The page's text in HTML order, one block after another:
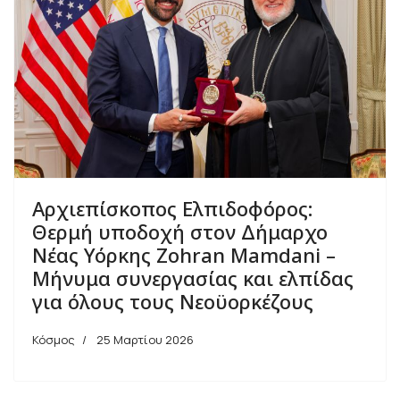
Αρχιεπίσκοπος Ελπιδοφόρος:
Θερμή υποδοχή στον Δήμαρχο
Νέας Υόρκης Zohran Mamdani –
Μήνυμα συνεργασίας και ελπίδας
για όλους τους Νεοϋορκέζους
Κόσμος 25 Μαρτίου 2026